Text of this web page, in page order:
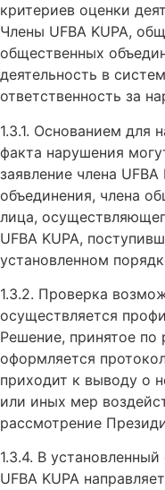
критериев оценки
Члены UFBA KUPA,
общественных
деятельность в
ответственность за
1.3.1. Основанием для
факта нарушения
заявление члена
объединения, члена
лица,
UFBA KUPA,
установленном
1.3.2. Проверка
осуществляется
Решение, принятое по
оформляется
приходит к выводу о
или иных мер
рассмотрение
1.3.4. В
UFBA KUPA